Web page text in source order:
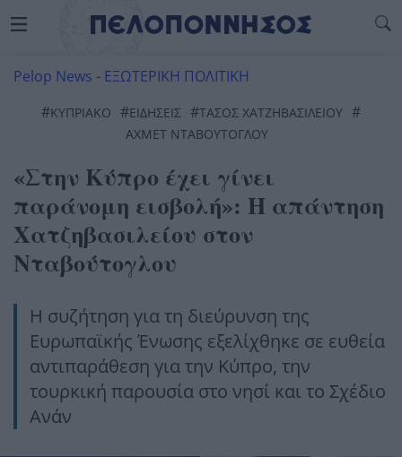
Pelop News - ΕΞΩΤΕΡΙΚΗ ΠΟΛΙΤΙΚΗ
#ΚΥΠΡΙΑΚΟ #ΕΙΔΗΣΕΙΣ #ΤΆΣΟΣ ΧΑΤΖΗΒΑΣΙΛΕΊΟΥ #
ΑΧΜΈΤ ΝΤΑΒΟΎΤΟΓΛΟΥ
«Στην Κύπρο έχει γίνει
παράνομη εισβολή»: Η απάντηση
Χατζηβασιλείου στον
Νταβούτογλου
Η συζήτηση για τη διεύρυνση της
Ευρωπαϊκής Ένωσης εξελίχθηκε σε ευθεία
αντιπαράθεση για την Κύπρο, την
τουρκική παρουσία στο νησί και το Σχέδιο
Ανάν